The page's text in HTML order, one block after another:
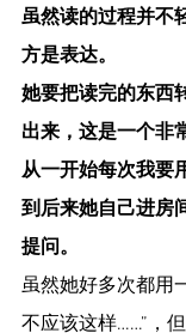
虽然读的过程并不
方是表达。
她要把读完的东西
出来，这是一个非
从一开始每次我要
到后来她自己进房
提问。
虽然她好多次都用
不应该这样……”，